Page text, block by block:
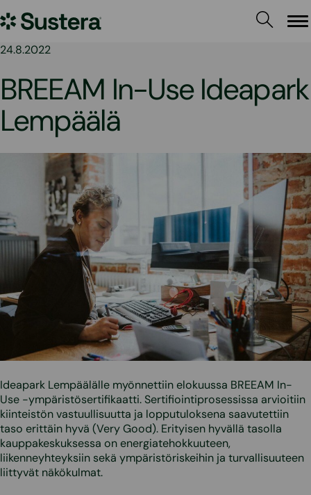
sisältöön
Sustera
24.8.2022
BREEAM In-Use Ideapark
Lempäälä
Ideapark Lempäälälle myönnettiin elokuussa BREEAM In-
Use -ympäristösertifikaatti. Sertifiointiprosessissa arvioitiin
kiinteistön vastuullisuutta ja lopputuloksena saavutettiin
taso erittäin hyvä (Very Good). Erityisen hyvällä tasolla
kauppakeskuksessa on energiatehokkuuteen,
liikenneyhteyksiin sekä ympäristöriskeihin ja turvallisuuteen
liittyvät näkökulmat.